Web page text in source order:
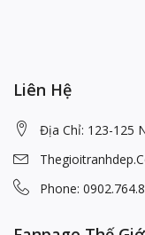
Liên Hệ
Địa Chỉ: 123-125
Phone: